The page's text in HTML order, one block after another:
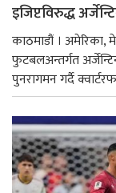
इजिप्टविरुद्ध
काठमाडौं । अमेरिका,
फुटबलअन्तर्गत
पुनरागमन गर्दै